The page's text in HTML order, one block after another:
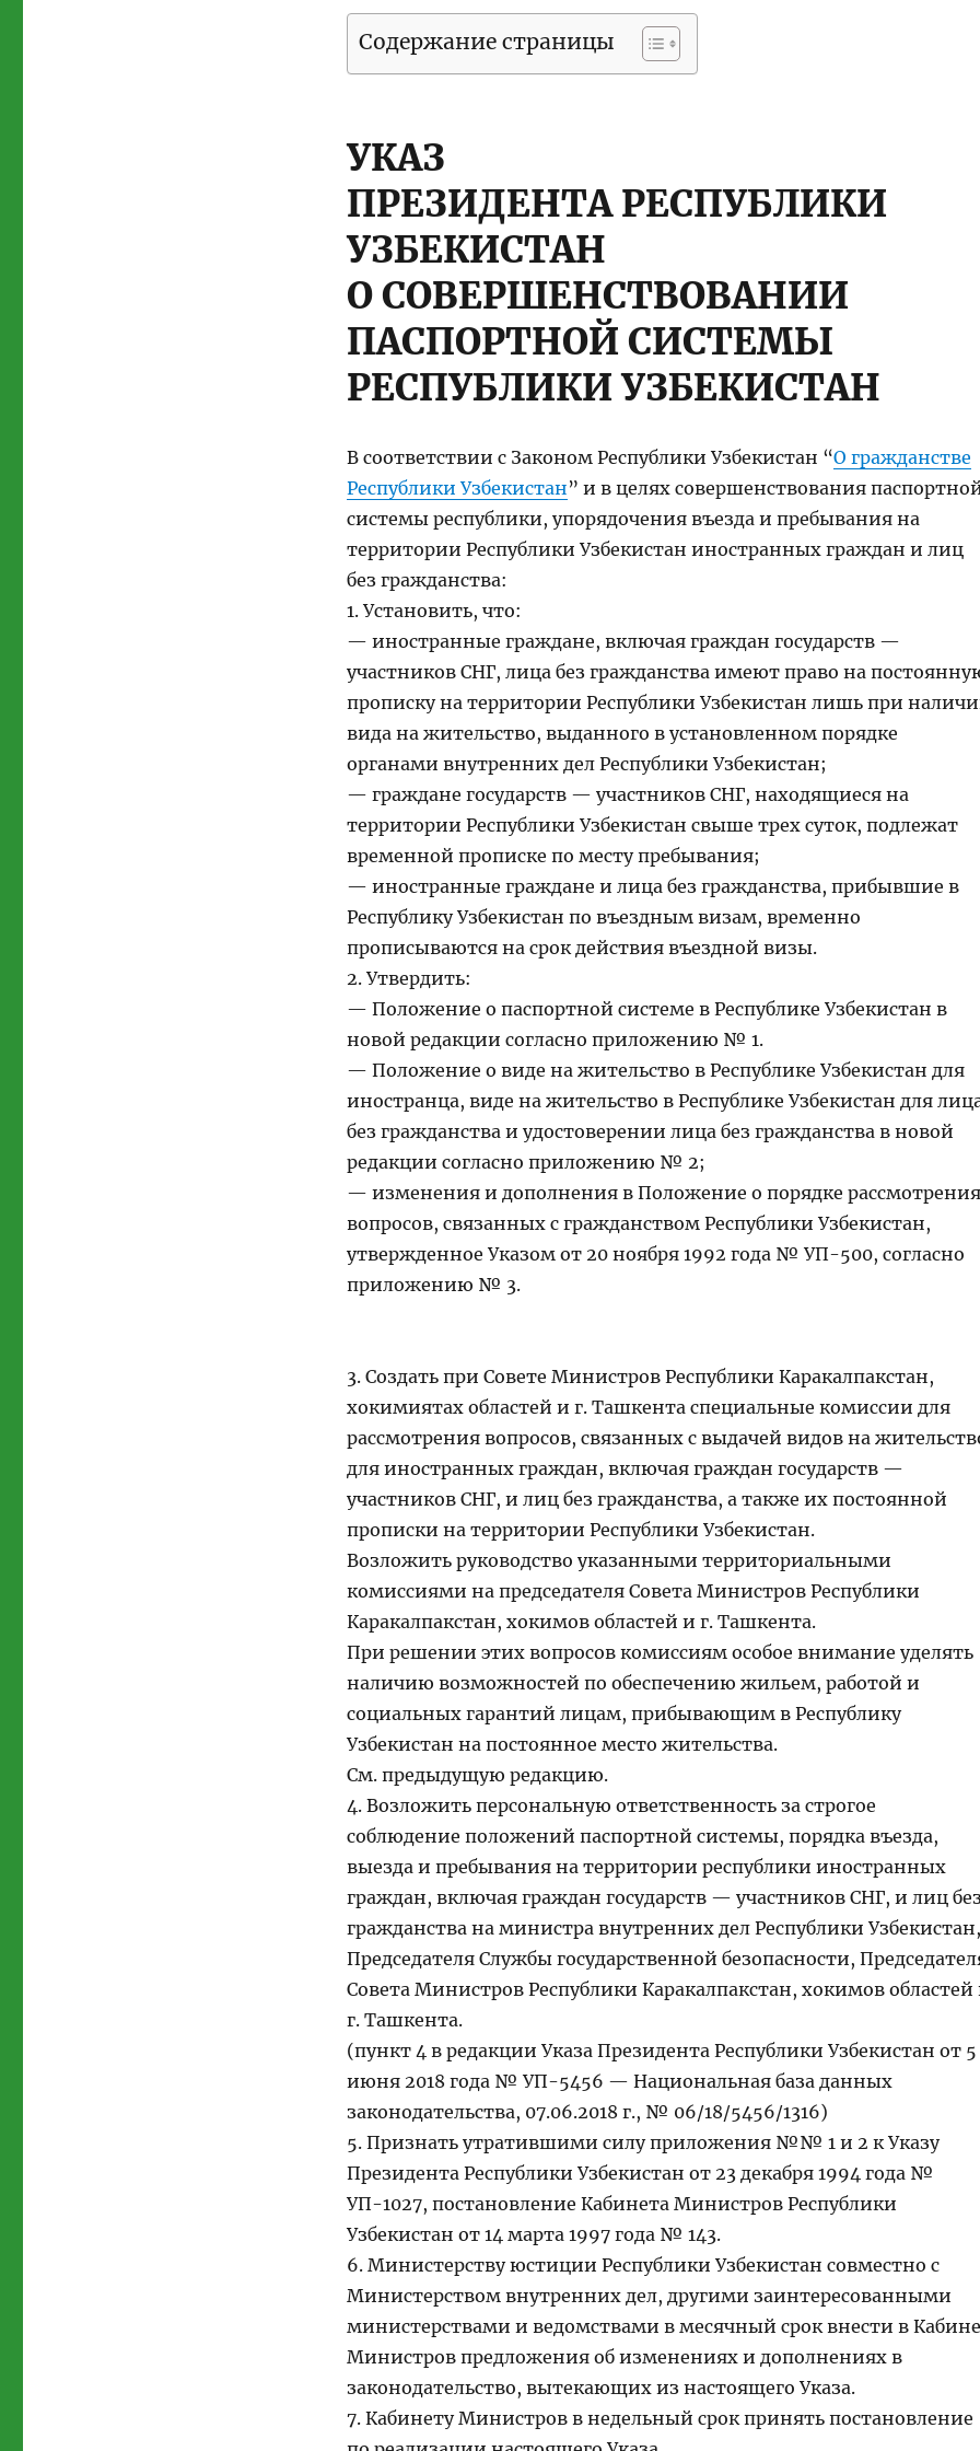
Содержание страницы
УКАЗ
ПРЕЗИДЕНТА РЕСПУБЛИКИ
УЗБЕКИСТАН
О СОВЕРШЕНСТВОВАНИИ
ПАСПОРТНОЙ СИСТЕМЫ
РЕСПУБЛИКИ УЗБЕКИСТАН
В соответствии с Законом Республики Узбекистан “О гражданстве
Республики Узбекистан” и в целях совершенствования
системы республики, упорядочения въезда и пребывания на
территории Республики Узбекистан иностранных граждан и лиц
без гражданства:
1. Установить, что:
— иностранные граждане, включая граждан государств —
участников СНГ, лица без гражданства имеют право на
прописку на территории Республики Узбекистан лишь при
вида на жительство, выданного в установленном порядке
органами внутренних дел Республики Узбекистан;
— граждане государств — участников СНГ, находящиеся на
территории Республики Узбекистан свыше трех суток, подлежат
временной прописке по месту пребывания;
— иностранные граждане и лица без гражданства, прибывшие в
Республику Узбекистан по въездным визам, временно
прописываются на срок действия въездной визы.
2. Утвердить:
— Положение о паспортной системе в Республике Узбекистан в
новой редакции согласно приложению № 1.
— Положение о виде на жительство в Республике Узбекистан для
иностранца, виде на жительство в Республике Узбекистан для
без гражданства и удостоверении лица без гражданства в новой
редакции согласно приложению № 2;
— изменения и дополнения в Положение о порядке рассмотрения
вопросов, связанных с гражданством Республики Узбекистан,
утвержденное Указом от 20 ноября 1992 года № УП-500, согласно
приложению № 3.
3. Создать при Совете Министров Республики Каракалпакстан,
хокимиятах областей и г. Ташкента специальные комиссии для
рассмотрения вопросов, связанных с выдачей видов на
для иностранных граждан, включая граждан государств —
участников СНГ, и лиц без гражданства, а также их постоянной
прописки на территории Республики Узбекистан.
Возложить руководство указанными территориальными
комиссиями на председателя Совета Министров Республики
Каракалпакстан, хокимов областей и г. Ташкента.
При решении этих вопросов комиссиям особое внимание уделять
наличию возможностей по обеспечению жильем, работой и
социальных гарантий лицам, прибывающим в Республику
Узбекистан на постоянное место жительства.
См. предыдущую редакцию.
4. Возложить персональную ответственность за строгое
соблюдение положений паспортной системы, порядка въезда,
выезда и пребывания на территории республики иностранных
граждан, включая граждан государств — участников СНГ, и лиц
гражданства на министра внутренних дел Республики Узбекистан,
Председателя Службы государственной безопасности,
Совета Министров Республики Каракалпакстан, хокимов областей
г. Ташкента.
(пункт 4 в редакции Указа Президента Республики Узбекистан от 5
июня 2018 года № УП-5456 — Национальная база данных
законодательства, 07.06.2018 г., № 06/18/5456/1316)
5. Признать утратившими силу приложения №№ 1 и 2 к Указу
Президента Республики Узбекистан от 23 декабря 1994 года №
УП-1027, постановление Кабинета Министров Республики
Узбекистан от 14 марта 1997 года № 143.
6. Министерству юстиции Республики Узбекистан совместно с
Министерством внутренних дел, другими заинтересованными
министерствами и ведомствами в месячный срок внести в
Министров предложения об изменениях и дополнениях в
законодательство, вытекающих из настоящего Указа.
7. Кабинету Министров в недельный срок принять постановление